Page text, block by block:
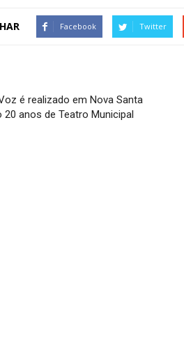
Facebook Twitter
é realizado em Nova Santa
20 anos de Teatro Municipal